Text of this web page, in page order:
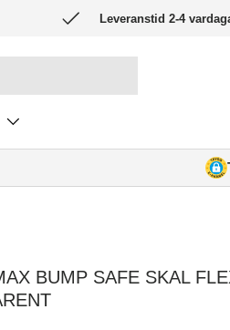
Leveranstid 2-4
BUMP SAFE SKAL